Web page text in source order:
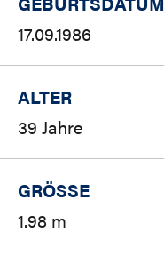
17.09.1986
ALTER
39 Jahre
GRÖSSE
1.98 m